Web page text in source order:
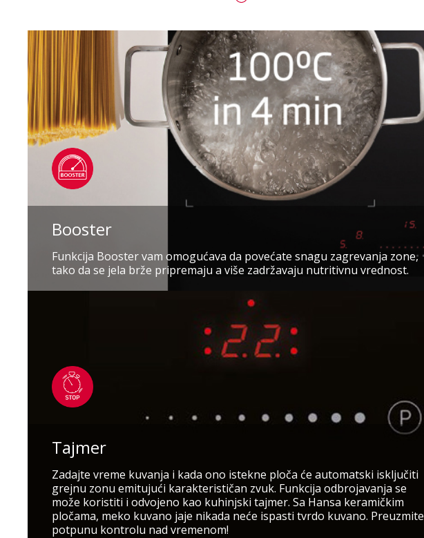
Booster
Funkcija Booster vam omogućava da povećate snagu zagrevanja zone,
tako da se jela brže pripremaju a više zadržavaju nutritivnu vrednost.
Tajmer
Zadajte vreme kuvanja i kada ono istekne ploča će automatski isključiti
grejnu zonu emitujući karakterističan zvuk. Funkcija odbrojavanja se
može koristiti i odvojeno kao kuhinjski tajmer. Sa Hansa keramičkim
pločama, meko kuvano jaje nikada neće ispasti tvrdo kuvano. Preuzmite
potpunu kontrolu nad vremenom!